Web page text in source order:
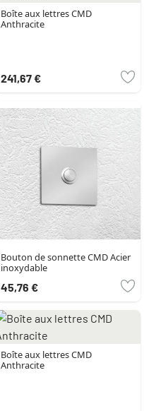
Boîte aux lettres CMD
Anthracite
241,67 €
Bouton de sonnette CMD Acier
inoxydable
45,76 €
Boîte aux lettres CMD
Anthracite